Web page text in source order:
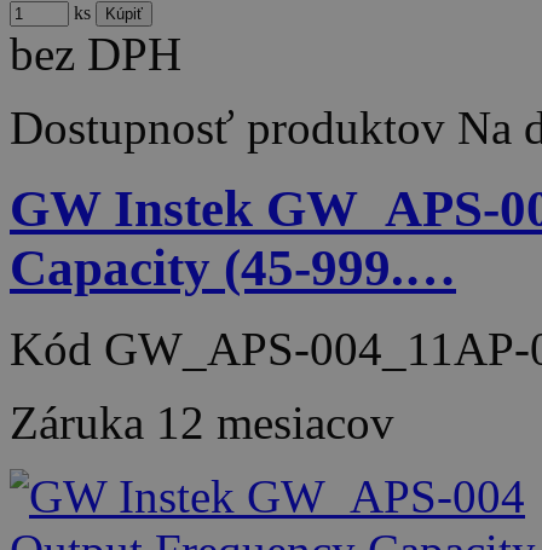
ks
bez DPH
Dostupnosť produktov Na
GW Instek GW_APS-
Capacity (45-999.…
Kód GW_APS-
Záruka 12 mesiacov